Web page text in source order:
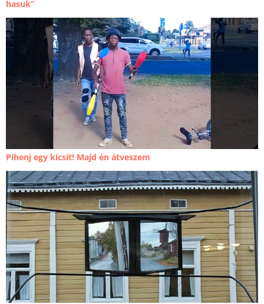
hasuk”
Pihenj egy kicsit! Majd én átveszem